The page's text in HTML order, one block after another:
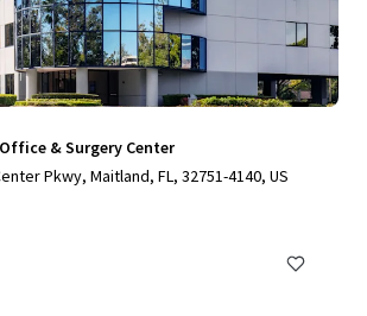
& Surgery Center
Pkwy, Maitland, FL, 32751-4140, US